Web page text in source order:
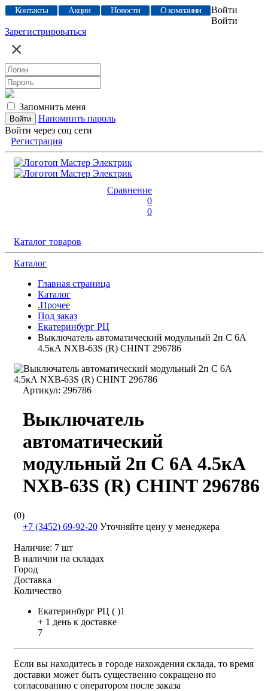
Контакты Акции Новости О компании
Войти
Войти
Зарегистрироваться
Запомнить меня
Напомнить пароль
Войти через соц сети
Регистрация
Сравнение
0
0
Каталог товаров
Каталог
Главная страница
Каталог
.Прочее
Под заказ
Екатеринбург РЦ
Выключатель автоматический модульный 2п C 6А
4.5кА NXB-63S (R) CHINT 296786
Артикул: 296786
Выключатель
автоматический
модульный 2п C 6А 4.5кА
NXB-63S (R) CHINT 296786
(0)
+7 (3452) 69-92-20 Уточняйте цену у менеджера
Наличие: 7 шт
В наличии на складах
Город
Доставка
Количество
Екатеринбург РЦ ( )1
+ 1 день к доставке
7
Если вы находитесь в городе нахождения склада, то время
доставки может быть существенно сокращено по
согласованию с оператором после заказа